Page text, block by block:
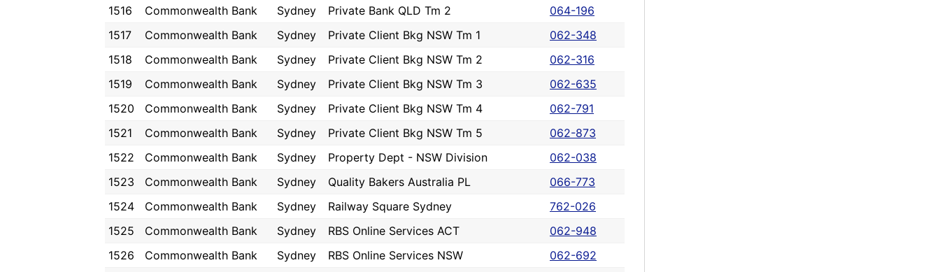
1516
Commonwealth Bank Sydney Private Bank QLD Tm 2
064-196
1517
Commonwealth Bank Sydney Private Client Bkg NSW Tm 1
062-348
1518
Commonwealth Bank Sydney Private Client Bkg NSW Tm 2
062-316
1519
Commonwealth Bank Sydney Private Client Bkg NSW Tm 3
062-635
1520
Commonwealth Bank Sydney Private Client Bkg NSW Tm 4
062-791
1521
Commonwealth Bank Sydney Private Client Bkg NSW Tm 5
062-873
1522
Commonwealth Bank Sydney Property Dept - NSW Division
062-038
1523
Commonwealth Bank Sydney Quality Bakers Australia PL
066-773
1524
Commonwealth Bank Sydney Railway Square Sydney
762-026
1525
Commonwealth Bank Sydney RBS Online Services ACT
062-948
1526
Commonwealth Bank Sydney RBS Online Services NSW
062-692